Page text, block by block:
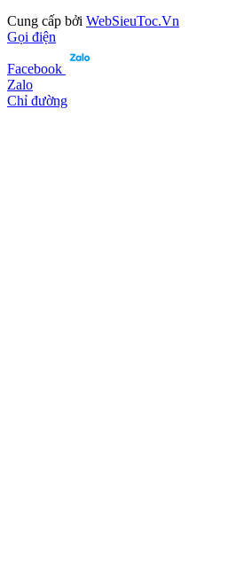
Cung cấp bởi WebSieuToc.Vn
Gọi điện
Facebook
Zalo
Chỉ đường